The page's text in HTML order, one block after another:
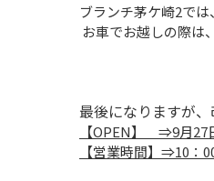
ブランチ茅ケ崎2で
お車でお越しの際は、
最後になりますが、
【OPEN】　⇒9月27
【営業時間】⇒10：